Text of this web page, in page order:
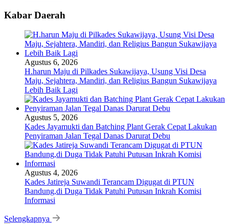
Kabar Daerah
Agustus 6, 2026
H.harun Maju di Pilkades Sukawijaya, Usung Visi Desa
Maju, Sejahtera, Mandiri, dan Religius Bangun Sukawijaya
Lebih Baik Lagi
Agustus 5, 2026
Kades Jayamukti dan Batching Plant Gerak Cepat Lakukan
Penyiraman Jalan Tegal Danas Darurat Debu
Agustus 4, 2026
Kades Jatireja Suwandi Terancam Digugat di PTUN
Bandung,di Duga Tidak Patuhi Putusan Inkrah Komisi
Informasi
Selengkapnya